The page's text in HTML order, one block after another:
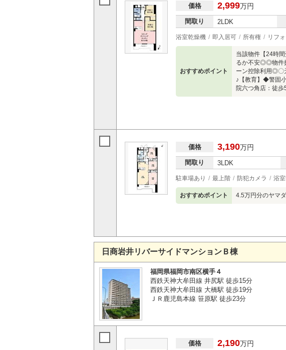
価格 2,999万円
間取り 2LDK
浴室乾燥機 即入居可 所有権 リフ
おすすめポイント
当該物件【24時
るか不安◎◎物件
ーン控除利用◎〇
♪【教育】◆警固
院六つ角店：徒
価格 3,190万円
間取り 3LDK
駐車場あり 最上階 防犯カメラ 浴
おすすめポイント 4.5万円分のヤマ
日商岩井リバーサイドマンションＢ棟
福岡県福岡市南区横手４
西鉄天神大牟田線 井尻駅 徒歩15分
西鉄天神大牟田線 大橋駅 徒歩19分
ＪＲ鹿児島本線 笹原駅 徒歩23分
価格 2,190万円